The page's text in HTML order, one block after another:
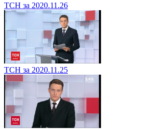
ТСН за 2020.11.26
ТСН за 2020.11.25